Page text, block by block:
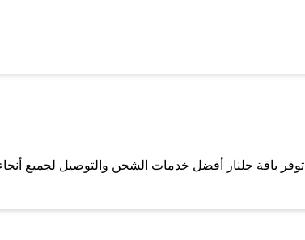
باستخدام تطبيق صحصح، يمكنك العثور بسهولة على
لا تقلق! يمكنك التواصل مع فريق
توفر باقة جلنار أفضل خدمات الشحن والتوصيل لجميع